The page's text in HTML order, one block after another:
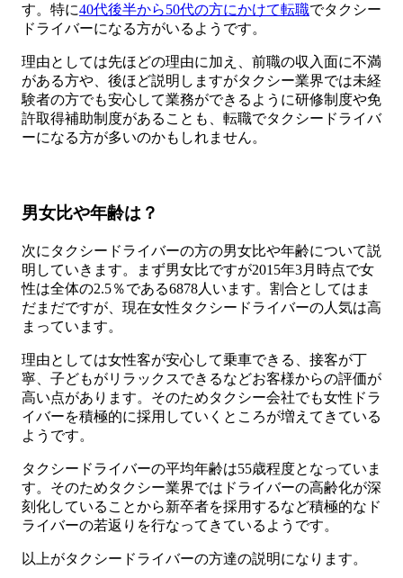
す。特に40代後半から50代の方にかけて転職でタクシー
ドライバーになる方がいるようです。
理由としては先ほどの理由に加え、前職の収入面に不満
がある方や、後ほど説明しますがタクシー業界では未経
験者の方でも安心して業務ができるように研修制度や免
許取得補助制度があることも、転職でタクシードライバ
ーになる方が多いのかもしれません。
男女比や年齢は？
次にタクシードライバーの方の男女比や年齢について説
明していきます。まず男女比ですが2015年3月時点で女
性は全体の2.5％である6878人います。割合としてはま
だまだですが、現在女性タクシードライバーの人気は高
まっています。
理由としては女性客が安心して乗車できる、接客が丁
寧、子どもがリラックスできるなどお客様からの評価が
高い点があります。そのためタクシー会社でも女性ドラ
イバーを積極的に採用していくところが増えてきている
ようです。
タクシードライバーの平均年齢は55歳程度となっていま
す。そのためタクシー業界ではドライバーの高齢化が深
刻化していることから新卒者を採用するなど積極的なド
ライバーの若返りを行なってきているようです。
以上がタクシードライバーの方達の説明になります。